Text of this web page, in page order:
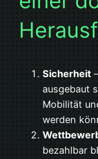
Sicherheit
ausgebaut
Mobilität
werden
bezahlbar